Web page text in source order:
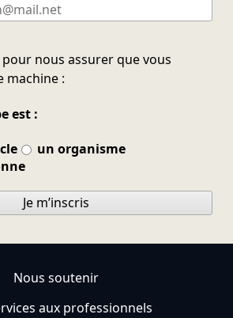
nous assurer que vous
machine :
est :
un organisme
Je m’inscris
Nous soutenir
aux professionnels